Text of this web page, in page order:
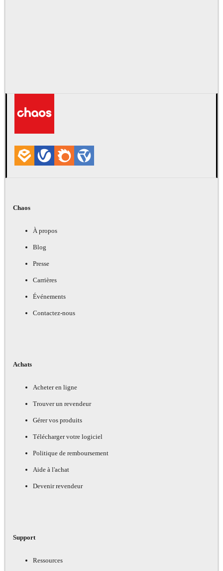
Chaos
À propos
Blog
Presse
Carrières
Événements
Contactez-nous
Achats
Acheter en ligne
Trouver un revendeur
Gérer vos produits
Télécharger votre logiciel
Politique de remboursement
Aide à l'achat
Devenir revendeur
Support
Ressources